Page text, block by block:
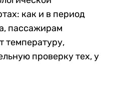
как и в период
пассажирам
температуру,
проверку тех, у